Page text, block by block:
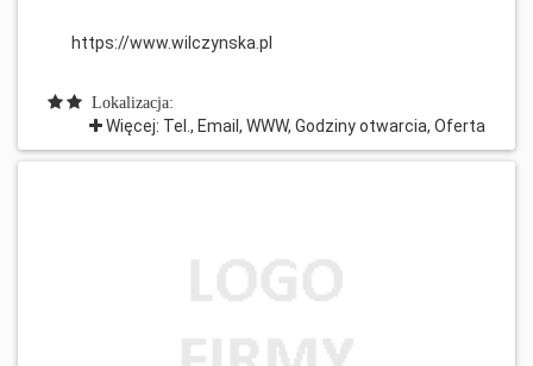
https://www.wilczynska.pl
Lokalizacja:
Więcej: Tel., Email, WWW, Godziny otwarcia, Oferta